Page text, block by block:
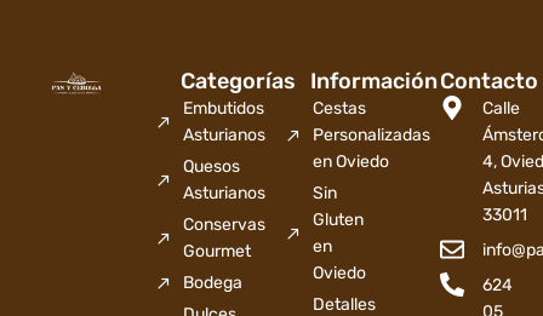
Categorías
Embutidos
Asturianos
Quesos
Asturianos
Conservas
Gourmet
Bodega
Información
Cestas
Personalizadas
en Oviedo
Sin
Gluten
en
Oviedo
Detalles
Contacto
Calle
4,
33011
624
05